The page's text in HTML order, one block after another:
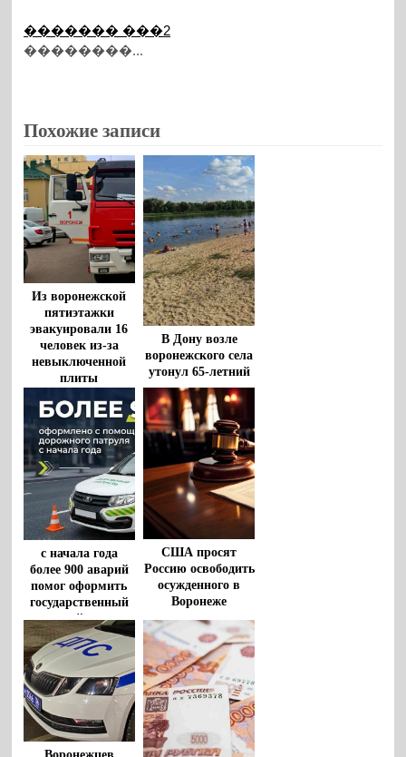
������� ���2
��������...
Похожие записи
Из воронежской
пятиэтажки
эвакуировали 16
человек из-за
невыключенной
плиты
В Дону возле
воронежского села
утонул 65-летний
мужчина
с начала года
более 900 аварий
помог оформить
государственный
дорожный патруль
США просят
Россию освободить
осужденного в
Воронеже
американца
Роберта Гилмана